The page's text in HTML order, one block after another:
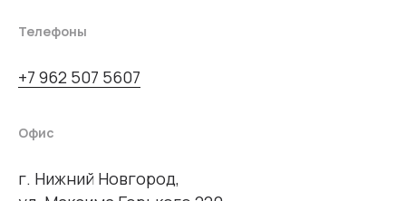
Телефоны
+7 962 507 5607
Офис
г. Нижний Новгород,